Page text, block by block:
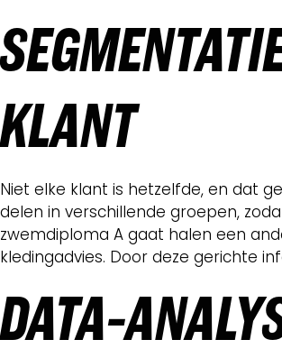
KLANT
Niet elke klant is hetzelfde, en dat
delen in verschillende groepen,
zwemdiploma A gaat halen een
kledingadvies. Door deze gerichte
DATA-